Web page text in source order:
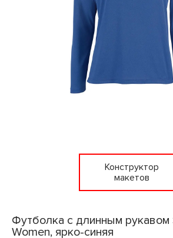
Конструктор
макетов
Футболка с длинным рукавом
Women, ярко-синяя